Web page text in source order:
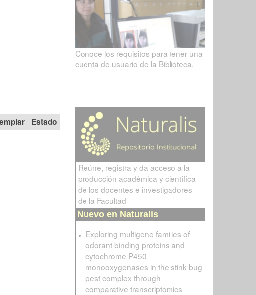
Estado
Conoce los requisitos para tener una
cuenta de usuario de la Biblioteca.
Reúne, registra y da acceso a la
producción académica y científica
de los docentes e investigadores
de la Facultad
Nuevo en Naturalis
Exploring multigene families of
odorant binding proteins and
cytochrome P450
monooxygenases in the stink bug
pest complex through
comparative transcriptomics